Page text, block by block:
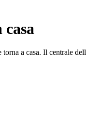
a casa. Il centrale